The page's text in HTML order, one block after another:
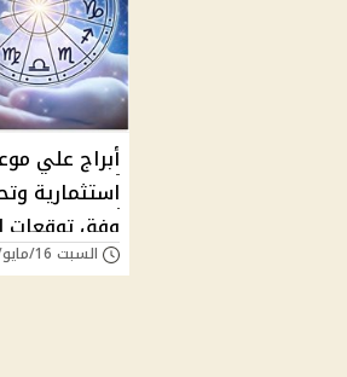
أبراج علي
استثمارية
وفق توقعات
السبت 16/مايو/2026 - 02:19 م